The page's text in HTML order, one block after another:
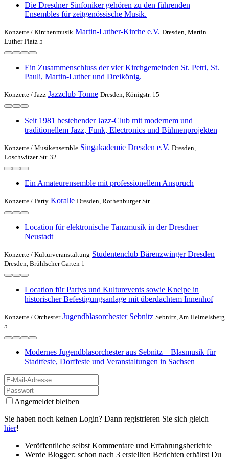
Die Dresdner Sinfoniker gehören zu den führenden
Ensembles für zeitgenössische Musik.
Konzerte / Kirchenmusik Martin-Luther-Kirche e.V. Dresden, Martin
Luther Platz 5
Ein Zusammenschluss der vier Kirchgemeinden St. Petri, St.
Pauli, Martin-Luther und Dreikönig.
Konzerte / Jazz Jazzclub Tonne Dresden, Königstr. 15
Seit 1981 bestehender Jazz-Club mit modernem und
traditionellem Jazz, Funk, Electronics und Bühnenprojekten
Konzerte / Musikensemble Singakademie Dresden e.V. Dresden,
Loschwitzer Str. 32
Ein Amateurensemble mit professionellem Anspruch
Konzerte / Party Koralle Dresden, Rothenburger Str.
Location für elektronische Tanzmusik in der Dresdner
Neustadt
Konzerte / Kulturveranstaltung Studentenclub Bärenzwinger Dresden
Dresden, Brühlscher Garten 1
Location für Partys und Kulturevents sowie Kneipe in
historischer Befestigungsanlage mit überdachtem Innenhof
Konzerte / Orchester Jugendblasorchester Sebnitz Sebnitz, Am Helmelsberg
5
Modernes Jugendblasorchester aus Sebnitz – Blasmusik für
Stadtfeste, Dorffeste und Veranstaltungen in Sachsen
Angemeldet bleiben
Sie haben noch keinen Login? Dann registrieren Sie sich gleich
hier!
Veröffentliche selbst Kommentare und Erfahrungsberichte
Werde Blogger: schon nach 3 erstellten Berichten erhältst Du